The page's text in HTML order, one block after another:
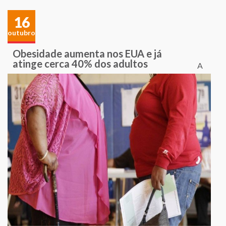
16
outubro
Obesidade aumenta nos EUA e já
atinge cerca 40% dos adultos
A